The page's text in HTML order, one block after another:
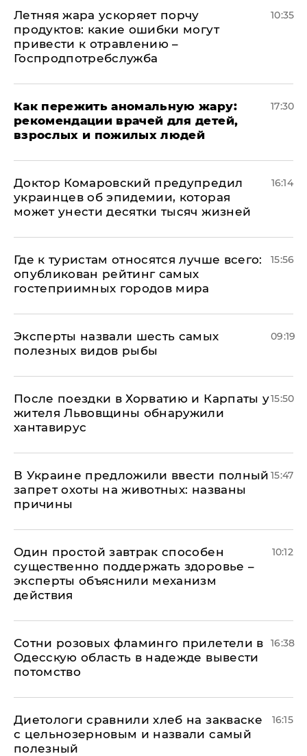
Летняя жара ускоряет порчу
продуктов: какие ошибки могут
привести к отравлению –
Госпродпотребслужба
10:35
Как пережить аномальную жару:
рекомендации врачей для детей,
взрослых и пожилых людей
17:30
Доктор Комаровский предупредил
украинцев об эпидемии, которая
может унести десятки тысяч жизней
16:14
Где к туристам относятся лучше всего:
опубликован рейтинг самых
гостеприимных городов мира
15:56
Эксперты назвали шесть самых
полезных видов рыбы
09:19
После поездки в Хорватию и Карпаты у
жителя Львовщины обнаружили
хантавирус
15:50
В Украине предложили ввести полный
запрет охоты на животных: названы
причины
15:47
Один простой завтрак способен
существенно поддержать здоровье –
эксперты объяснили механизм
действия
10:12
Сотни розовых фламинго прилетели в
Одесскую область в надежде вывести
потомство
16:38
Диетологи сравнили хлеб на закваске
с цельнозерновым и назвали самый
полезный
16:15